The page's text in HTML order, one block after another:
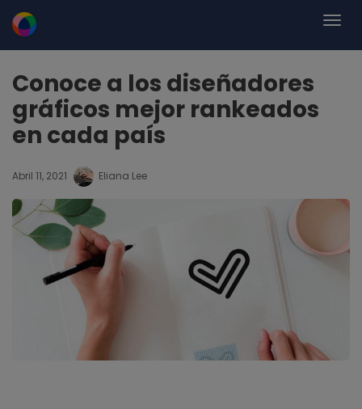
Conoce a los diseñadores
gráficos mejor rankeados
en cada país
Abril 11, 2021 Eliana Lee